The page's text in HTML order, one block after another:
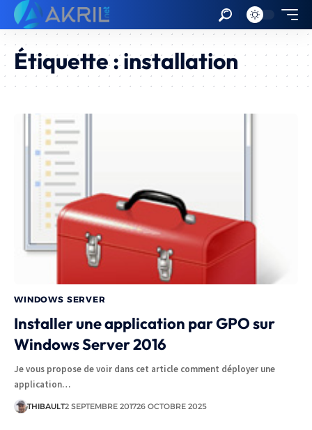
Étiquette :installation
WINDOWS SERVER
Installer une application par GPO sur
Windows Server 2016
Je vous propose de voir dans cet article comment déployer une
application…
THIBAULT2 SEPTEMBRE 201726 OCTOBRE 2025